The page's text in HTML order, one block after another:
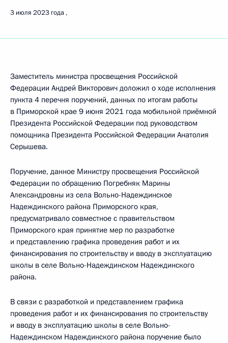
3 июля 2023 года
Заместитель министра просвещения Российской
Федерации Андрей Викторович доложил о ходе исполнения
пункта 4 перечня поручений, данных по итогам работы
в Приморской крае 9 июня 2021 года мобильной приёмной
Президента Российской Федерации под руководством
помощника Президента Российской Федерации Анатолия
Серышева.
Поручение, данное Министру просвещения Российской
Федерации по обращению Погребняк Марины
Александровны из села Вольно-Надеждинское
Надеждинского района Приморского края,
предусматривало совместное с правительством
Приморского края принятие мер по разработке
и представлению графика проведения работ и их
финансирования по строительству и вводу в эксплуатацию
школы в селе Вольно-Надеждинском Надеждинского
района.
В связи с разработкой и представлением графика
проведения работ и их финансирования по строительству
и вводу в эксплуатацию школы в селе Вольно-
Надеждинском Надеждинского района поручение было